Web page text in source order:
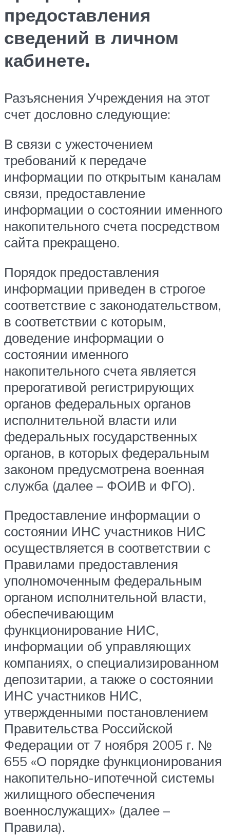
предоставления
сведений в личном
кабинете.
Разъяснения Учреждения на этот
счет дословно следующие:
В связи с ужесточением
требований к передаче
информации по открытым каналам
связи, предоставление
информации о состоянии именного
накопительного счета посредством
сайта прекращено.
Порядок предоставления
информации приведен в строгое
соответствие с законодательством,
в соответствии с которым,
доведение информации о
состоянии именного
накопительного счета является
прерогативой регистрирующих
органов федеральных органов
исполнительной власти или
федеральных государственных
органов, в которых федеральным
законом предусмотрена военная
служба (далее – ФОИВ и ФГО).
Предоставление информации о
состоянии ИНС участников НИС
осуществляется в соответствии с
Правилами предоставления
уполномоченным федеральным
органом исполнительной власти,
обеспечивающим
функционирование НИС,
информации об управляющих
компаниях, о специализированном
депозитарии, а также о состоянии
ИНС участников НИС,
утвержденными постановлением
Правительства Российской
Федерации от 7 ноября 2005 г. №
655 «О порядке функционирования
накопительно-ипотечной системы
жилищного обеспечения
военнослужащих» (далее –
Правила).